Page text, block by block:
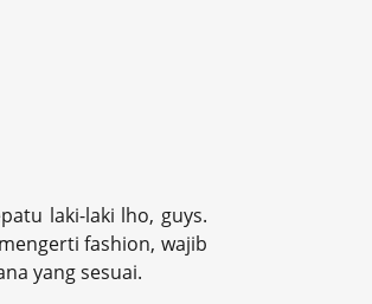
laki-laki lho, guys.
fashion, wajib
yang sesuai.